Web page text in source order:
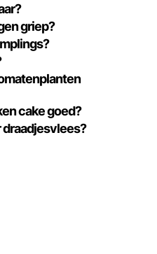
griep?
cake goed?